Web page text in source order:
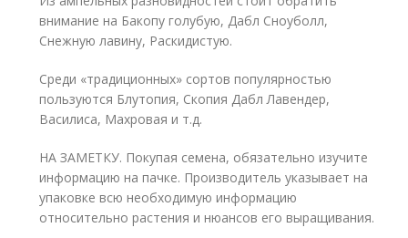
внимание на Бакопу голубую, Дабл Сноуболл,
Снежную лавину, Раскидистую.
Среди «традиционных» сортов популярностью
пользуются Блутопия, Скопия Дабл Лавендер,
Василиса, Махровая и т.д.
НА ЗАМЕТКУ. Покупая семена, обязательно изучите
информацию на пачке. Производитель указывает на
упаковке всю необходимую информацию
относительно растения и нюансов его выращивания.